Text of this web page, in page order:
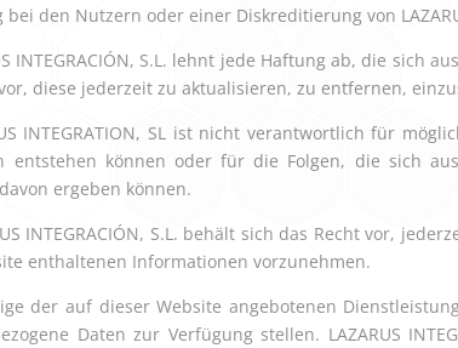
den Nutzern oder einer Diskreditierung von
INTEGRACIÓN, S.L. lehnt jede Haftung ab, die
diese jederzeit zu aktualisieren, zu entfernen,
INTEGRATION, SL ist nicht verantwortlich für
entstehen können oder für die Folgen, die sich
ergeben können.
INTEGRACIÓN, S.L. behält sich das Recht vor,
enthaltenen Informationen vorzunehmen.
der auf dieser Website angebotenen
Daten zur Verfügung stellen. LAZARUS